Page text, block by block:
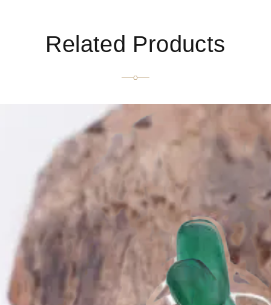
Related Products